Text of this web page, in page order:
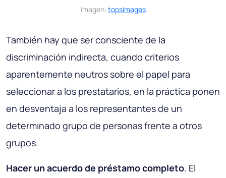
imagen: topsimages
También hay que ser consciente de la
discriminación indirecta, cuando criterios
aparentemente neutros sobre el papel para
seleccionar a los prestatarios, en la práctica ponen
en desventaja a los representantes de un
determinado grupo de personas frente a otros
grupos.
Hacer un acuerdo de préstamo completo. El